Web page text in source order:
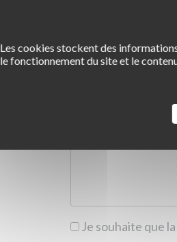
1
Je souhaite que
Les cookies stockent des
le fonctionnement du site et le